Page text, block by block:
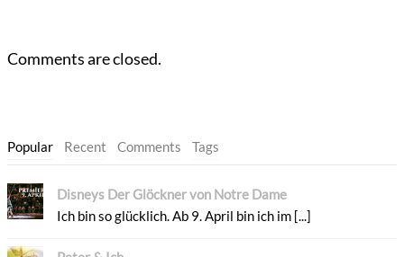
Comments are closed.
Popular Recent Comments Tags
Disneys Der Glöckner von Notre Dame
Ich bin so glücklich. Ab 9. April bin ich im [...]